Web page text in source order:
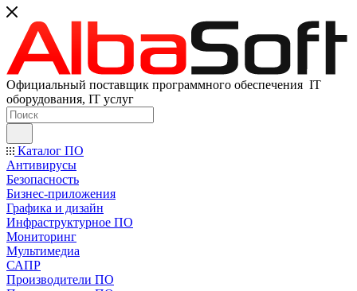
Официальный поставщик программного обеспечения IT
оборудования, IT услуг
Каталог ПО
Антивирусы
Безопасность
Бизнес-приложения
Графика и дизайн
Инфраструктурное ПО
Мониторинг
Мультимедиа
САПР
Производители ПО